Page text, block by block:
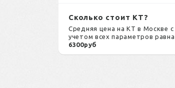
Сколько стоит КТ?
Средняя цена на КТ в Москве с
учетом всех параметров равна
6300руб